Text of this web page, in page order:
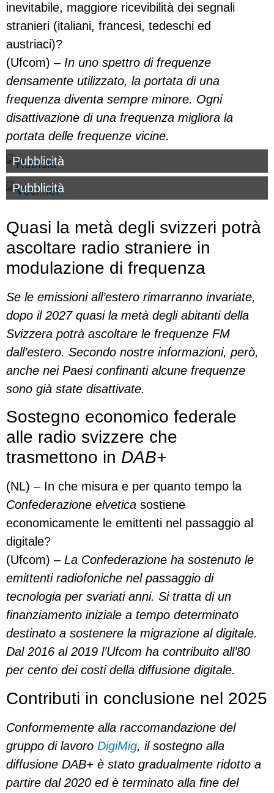
inevitabile, maggiore ricevibilità dei segnali
stranieri (italiani, francesi, tedeschi ed
austriaci)?
(Ufcom) –In uno spettro di frequenze
densamente utilizzato, la portata di una
frequenza diventa sempre minore. Ogni
disattivazione di una frequenza migliora la
portata delle frequenze vicine.
Pubblicità
Pubblicità
Quasi la metà degli svizzeri potrà
ascoltare radio straniere in
modulazione di frequenza
Se le emissioni all’estero rimarranno invariate,
dopo il 2027 quasi la metà degli abitanti della
Svizzera potrà ascoltare le frequenze FM
dall’estero. Secondo nostre informazioni, però,
anche nei Paesi confinanti alcune frequenze
sono già state disattivate.
Sostegno economico federale
alle radio svizzere che
trasmettono in DAB+
(NL) – In che misura e per quanto tempo la
Confederazione elvetica sostiene
economicamente le emittenti nel passaggio al
digitale?
(Ufcom) – La Confederazione ha sostenuto le
emittenti radiofoniche nel passaggio di
tecnologia per svariati anni. Si tratta di un
finanziamento iniziale a tempo determinato
destinato a sostenere la migrazione al digitale.
Dal 2016 al 2019 l’Ufcom ha contribuito all’80
per cento dei costi della diffusione digitale.
Contributi in conclusione nel 2025
Conformemente alla raccomandazione del
gruppo di lavoro DigiMig, il sostegno alla
diffusione DAB+ è stato gradualmente ridotto a
partire dal 2020 ed è terminato alla fine del